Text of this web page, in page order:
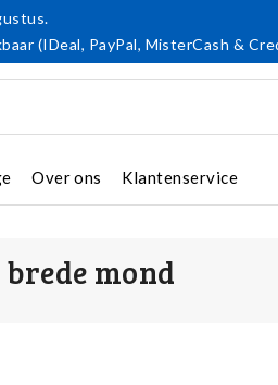
(IDeal, PayPal, MisterCash &
Over ons Klantenservice
mond